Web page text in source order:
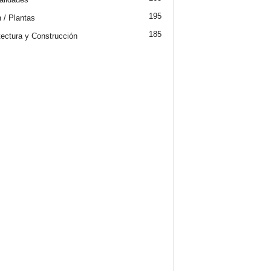
/ Plantas 195
y Construcción 185